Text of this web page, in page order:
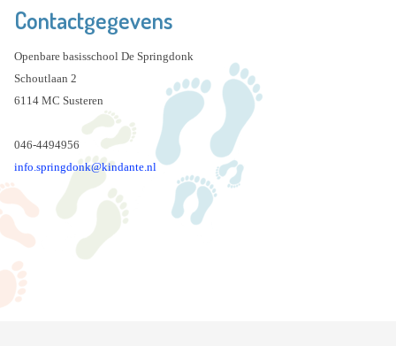
Contactgegevens
Openbare basisschool De Springdonk
Schoutlaan 2
6114 MC Susteren
046-4494956
info.springdonk@kindante.nl